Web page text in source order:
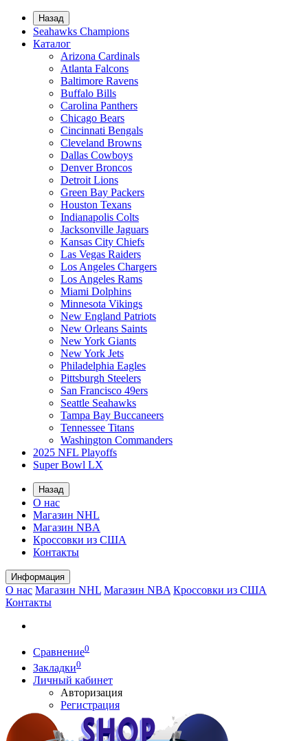
Назад
Seahawks Champions
Каталог
Arizona Cardinals
Atlanta Falcons
Baltimore Ravens
Buffalo Bills
Carolina Panthers
Chicago Bears
Cincinnati Bengals
Cleveland Browns
Dallas Cowboys
Denver Broncos
Detroit Lions
Green Bay Packers
Houston Texans
Indianapolis Colts
Jacksonville Jaguars
Kansas City Chiefs
Las Vegas Raiders
Los Angeles Chargers
Los Angeles Rams
Miami Dolphins
Minnesota Vikings
New England Patriots
New Orleans Saints
New York Giants
New York Jets
Philadelphia Eagles
Pittsburgh Steelers
San Francisco 49ers
Seattle Seahawks
Tampa Bay Buccaneers
Tennessee Titans
Washington Commanders
2025 NFL Playoffs
Super Bowl LX
Назад
О нас
Магазин NHL
Магазин NBA
Кроссовки из США
Контакты
Информация
О нас Магазин NHL Магазин NBA Кроссовки из США
Контакты
Сравнение0
Закладки0
Личный кабинет
Авторизация
Регистрация